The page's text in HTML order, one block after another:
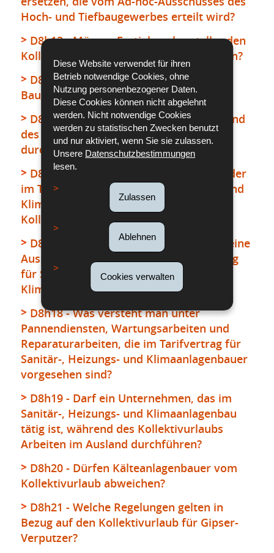
Diese Website verwendet für ihren
Betrieb notwendige Cookies, ohne
Nutzung personenbezogener Daten.
Diese Cookies können nicht abgelehnt
werden. Nicht notwendige Cookies
werden zu statistischen Zwecken benutzt
und nur aktiviert, wenn Sie sie zulassen.
Unsere Datenschutzbestimmungen
lesen.
Zulassen
Ablehnen
Cookies verwalten
Hoch- und Tiefbaugewerbes erteilt wird?
D8h13 - Müssen Fertighaushersteller den
Kollektivurlaub im Baugewerbe einhalten?
D8h14 - Kann der Kollektivurlaub im
Baugewerbe verlängert werden?
D8h15 - Kann eine Privatperson während
des Kollektivurlaubs Bauarbeiten
durchführen?
D8h16 - Für welche Unternehmen gilt der
im Tarifvertrag für Sanitär-, Heizungs- und
Klimaanlagenbauer vorgesehene
Kollektivurlaub?
D8h17 - Mit welchem Verfahren kann eine
Ausnahmegenehmigung zum Tarifvertrag
für Sanitär-, Heizungs- und
Klimaanlagenbauer beantragt werden?
D8h18 - Was versteht man unter
Pannendiensten, Wartungsarbeiten und
Reparaturarbeiten, die im Tarifvertrag für
Sanitär-, Heizungs- und Klimaanlagenbauer
vorgesehen sind?
D8h19 - Darf ein Unternehmen, das im
Sanitär-, Heizungs- und Klimaanlagenbau
tätig ist, während des Kollektivurlaubs
Arbeiten im Ausland durchführen?
D8h20 - Dürfen Kälteanlagenbauer vom
Kollektivurlaub abweichen?
D8h21 - Welche Regelungen gelten in
Bezug auf den Kollektivurlaub für Gipser-
Verputzer?